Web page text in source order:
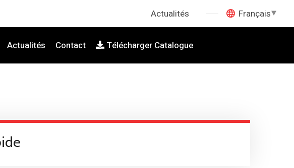
Actualités Français
Actualités Contact Télécharger Catalogue